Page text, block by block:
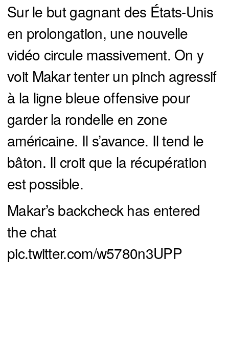
Sur le but gagnant des États-Unis
en prolongation, une nouvelle
vidéo circule massivement. On y
voit Makar tenter un pinch agressif
à la ligne bleue offensive pour
garder la rondelle en zone
américaine. Il s’avance. Il tend le
bâton. Il croit que la récupération
est possible.
Makar’s backcheck has entered
the chat
pic.twitter.com/w5780n3UPP